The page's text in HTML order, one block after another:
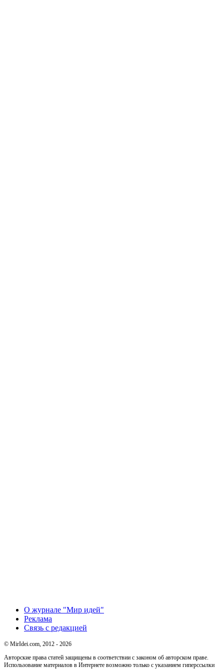
О журнале "Мир идей"
Реклама
Связь с редакцией
© MirIdei.com, 2012 - 2026
Авторские права статей защищены в соответствии с законом об авторском праве.
Использование материалов в Интернете возможно только с указанием гиперссылки